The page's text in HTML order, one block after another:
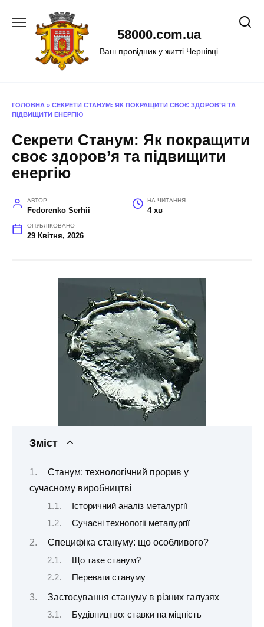
58000.com.ua
Ваш провідник у житті Чернівці
ГОЛОВНА » СЕКРЕТИ СТАНУМ: ЯК ПОКРАЩИТИ СВОЄ ЗДОРОВ’Я ТА
ПІДВИЩИТИ ЕНЕРГІЮ
Секрети Станум: Як покращити
своє здоров’я та підвищити
енергію
АВТОР
Fedorenko Serhii
НА ЧИТАННЯ
4 хв
ОПУБЛІКОВАНО
29 Квітня, 2026
Зміст
Станум: технологічний прорив у
сучасному виробництві
Історичний аналіз металургії
Сучасні технології металургії
Специфіка стануму: що особливого?
Що таке станум?
Переваги стануму
Застосування стануму в різних галузях
Будівництво: ставки на міцність